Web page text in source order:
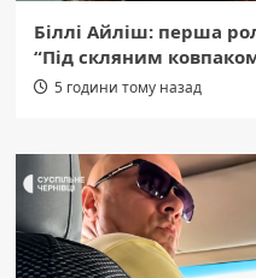
Біллі Айліш: перша
“Під скляним
5 години тому назад